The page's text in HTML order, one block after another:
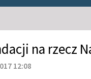
na rzecz
12:08